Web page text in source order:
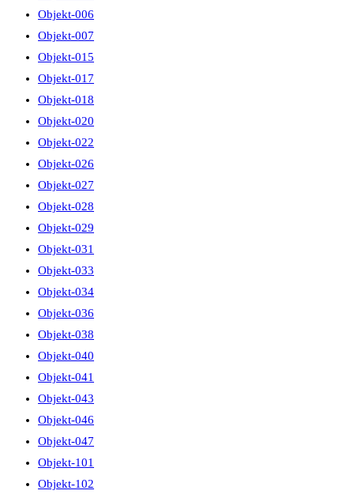
Objekt-006
Objekt-007
Objekt-015
Objekt-017
Objekt-018
Objekt-020
Objekt-022
Objekt-026
Objekt-027
Objekt-028
Objekt-029
Objekt-031
Objekt-033
Objekt-034
Objekt-036
Objekt-038
Objekt-040
Objekt-041
Objekt-043
Objekt-046
Objekt-047
Objekt-101
Objekt-102